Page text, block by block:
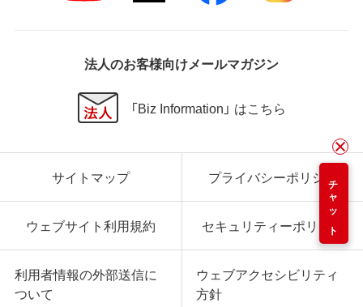
チャット
法人のお客様向けメールマガジン
「Biz Information」 はこちら
サイトマップ プライバシーポリシー
ウェブサイト利用規約 セキュリティーポリシー
利用者情報の外部送信に
ついて
ウェブアクセシビリティ
方針